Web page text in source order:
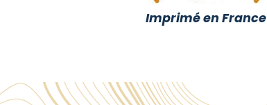
Imprimé en France